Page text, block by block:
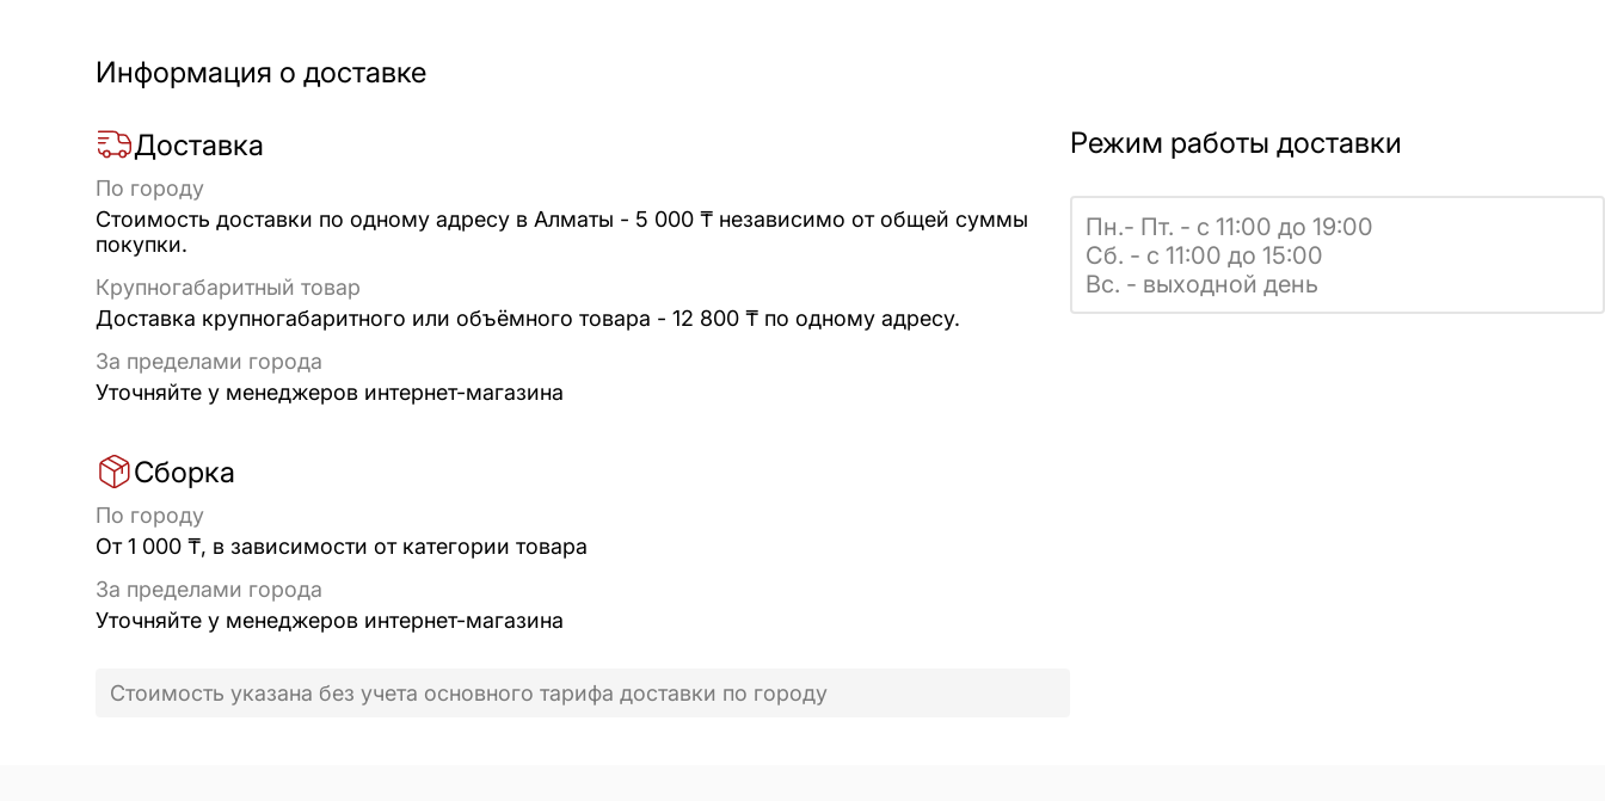
Информация о доставке
Доставка
По городу
Стоимость доставки по одному адресу в Алматы - 5 000 ₸ независимо от общей суммы
покупки.
Крупногабаритный товар
Доставка крупногабаритного или объёмного товара - 12 800 ₸ по одному адресу.
За пределами города
Уточняйте у менеджеров интернет-магазина
Сборка
По городу
От 1 000 ₸, в зависимости от категории товара
За пределами города
Уточняйте у менеджеров интернет-магазина
Стоимость указана без учета основного тарифа доставки по городу
Режим работы доставки
Пн.- Пт. - с 11:00 до 19:00
Сб. - с 11:00 до 15:00
Вс. - выходной день